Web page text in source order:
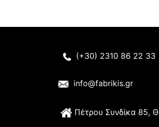
(+30) 2310 86 22 33
info@fabrikis.gr
Πέτρου Συνδίκα 85,